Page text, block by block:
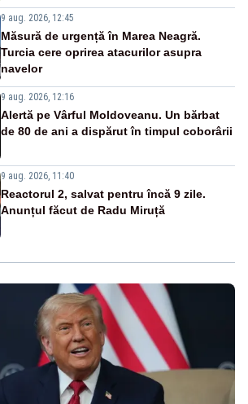
9 aug. 2026, 12:45
Măsură de urgență în Marea Neagră.
Turcia cere oprirea atacurilor asupra
navelor
9 aug. 2026, 12:16
Alertă pe Vârful Moldoveanu. Un bărbat
de 80 de ani a dispărut în timpul coborârii
9 aug. 2026, 11:40
Reactorul 2, salvat pentru încă 9 zile.
Anunțul făcut de Radu Miruță